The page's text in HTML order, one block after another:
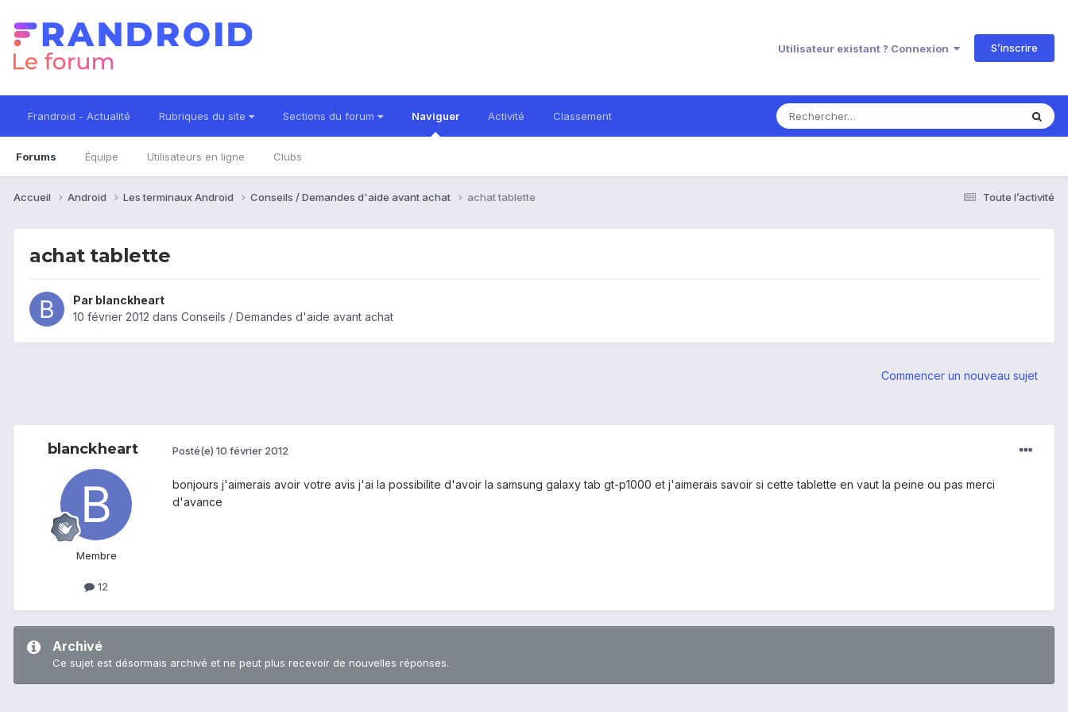
Utilisateur existant ? Connexion S’inscrire
Frandroid - Actualité Rubriques du site Sections du forum Naviguer
Forums Équipe Utilisateurs en ligne Clubs
Activité Classement
Toute l’activité
Accueil Android Les terminaux Android Conseils / Demandes d'aide avant achat achat tablette
achat tablette
Par blanckheart
10 février 2012 dans Conseils / Demandes d'aide avant achat
Commencer un nouveau sujet
blanckheart
Membre
12
Posté(e) 10 février 2012
bonjours j'aimerais avoir votre avis j'ai la possibilite d'avoir la samsung galaxy tab gt-p1000 et j'aimerais savoir si cette tablette en vaut la peine ou pas merci
d'avance
Archivé
Ce sujet est désormais archivé et ne peut plus recevoir de nouvelles réponses.